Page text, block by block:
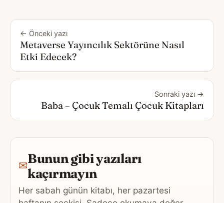
← Önceki yazı
Metaverse Yayıncılık Sektörüne Nasıl
Etki Edecek?
Sonraki yazı →
Baba – Çocuk Temalı Çocuk Kitapları
✉Bunun gibi yazıları
kaçırmayın
Her sabah günün kitabı, her pazartesi